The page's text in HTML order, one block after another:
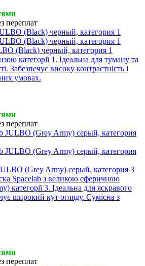
переплат
(Black) черный, категория 1
категорії 1. Ідеальна для туману та
Забезпечує високу контрастність і
умовах.
переплат
(Grey Army) серый, категория 3
Spacelab з великою сферичною
категорії 3. Ідеальна для яскравого
широкий кут огляду. Сумісна з
переплат